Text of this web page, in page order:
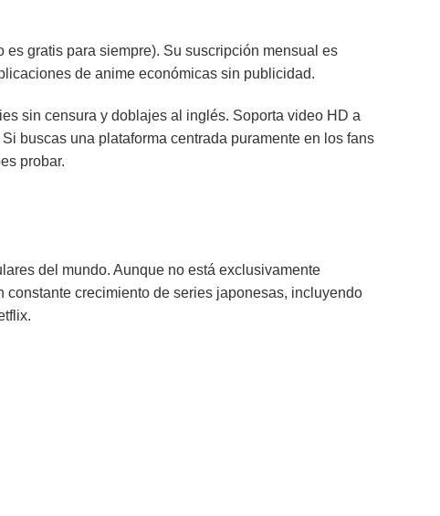
es gratis para siempre). Su suscripción mensual es
de anime económicas sin publicidad.
sin censura y doblajes al inglés. Soporta video HD a
buscas una plataforma centrada puramente en los fans
probar.
del mundo. Aunque no está exclusivamente
crecimiento de series japonesas, incluyendo